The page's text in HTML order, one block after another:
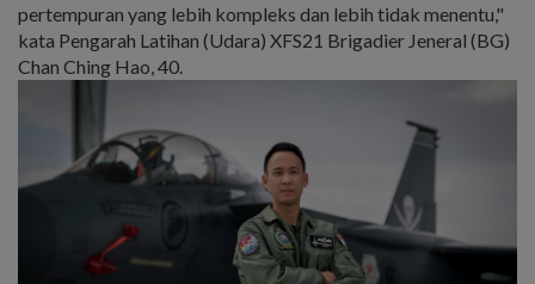
pertempuran yang lebih kompleks dan lebih tidak menentu,"
kata Pengarah Latihan (Udara) XFS21 Brigadier Jeneral (BG)
Chan Ching Hao, 40.